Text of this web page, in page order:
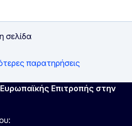
σελίδα
παρατηρήσεις
Επιτροπής στην